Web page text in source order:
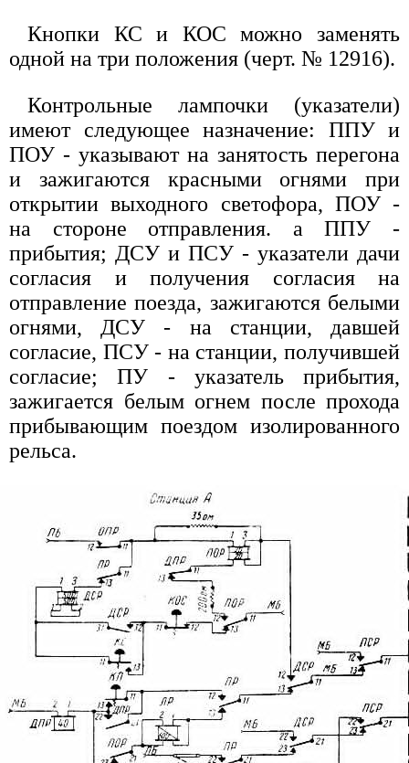
Кнопки КС и КОС можно заменять
одной на три положения (черт. № 12916).
Контрольные лампочки (указатели)
имеют следующее назначение: ППУ и
ПОУ - указывают на занятость перегона
и зажигаются красными огнями при
открытии выходного светофора, ПОУ -
на стороне отправления. а ППУ -
прибытия; ДСУ и ПСУ - указатели дачи
согласия и получения согласия на
отправление поезда, зажигаются белыми
огнями, ДСУ - на станции, давшей
согласие, ПСУ - на станции, получившей
согласие; ПУ - указатель прибытия,
зажигается белым огнем после прохода
прибывающим поездом изолированного
рельса.